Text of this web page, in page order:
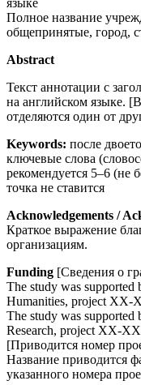
языке
Полное название
общепринятые, город,
Abstract
Текст аннотации с
на английском языке.
отделяются один от
Keywords: после
ключевые слова
рекомендуется 5–6 (не
точка не ставится
Acknowledgements /
Краткое выражение
организациям.
Funding [Сведения о
The study was supported
Humanities, project
The study was supported
Research, project
[Приводится номер
Название приводится
указанного номера